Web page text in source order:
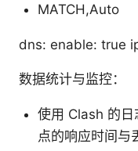
MATCH,Auto
dns: enable: true
数据统计与监控：
使用 Clash 的日
点的响应时间与